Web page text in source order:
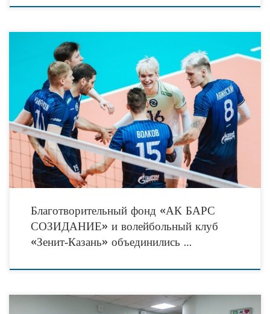
Благотворительный фонд «АК БАРС СОЗИДАНИЕ» и Волейбольный клуб
«Зенит‑Казань» запустили совместный проект «В одной команде», который
объединяет силу спорта и заботу о детях. В мире
Благотворительный фонд «АК БАРС
СОЗИДАНИЕ» и волейбольный клуб
«Зенит‑Казань» объединились …